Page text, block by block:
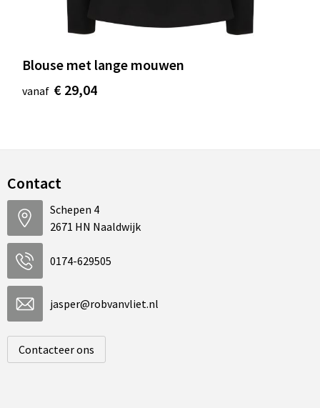
Blouse met lange mouwen
vanaf € 29,04
Contact
Schepen 4
2671 HN Naaldwijk
0174-629505
jasper@robvanvliet.nl
Contacteer ons